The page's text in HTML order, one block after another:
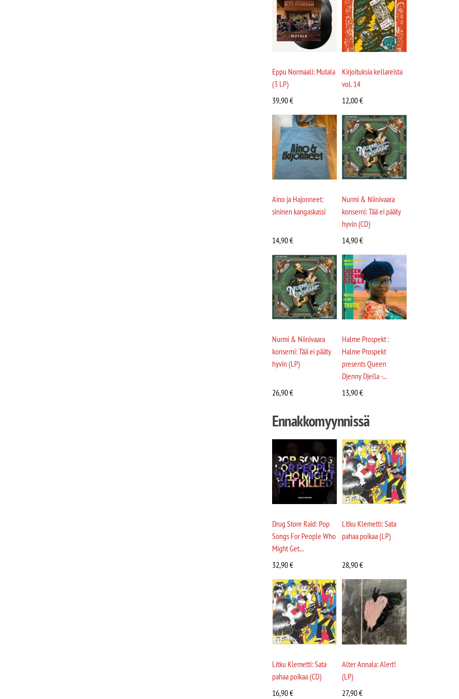
Eppu Normaali: Mutala
(3 LP)
39,90€
Kirjoituksia kellareista
vol. 14
12,00€
Aino ja Hajonneet:
sininen kangaskassi
14,90€
Nurmi & Niinivaara
konserni: Tää ei pääty
hyvin (CD)
14,90€
Nurmi & Niinivaara
konserni: Tää ei pääty
hyvin (LP)
26,90€
Halme Prospekt :
Halme Prospekt
presents Queen
Djenny Djella -...
13,90€
Ennakkomyynnissä
Drug Store Raid: Pop
Songs For People Who
Might Get...
32,90€
Litku Klemetti: Sata
pahaa poikaa (LP)
28,90€
Litku Klemetti: Sata
pahaa poikaa (CD)
16,90€
Alter Annala: Alert!
(LP)
27,90€